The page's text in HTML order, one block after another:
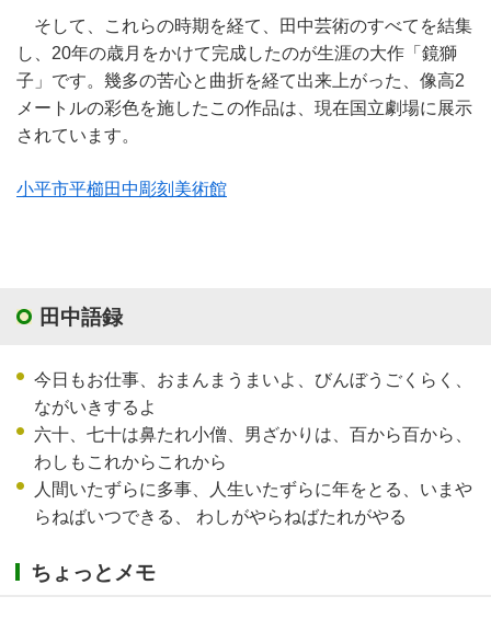
そして、これらの時期を経て、田中芸術のすべてを結集
し、20年の歳月をかけて完成したのが生涯の大作「鏡獅
子」です。幾多の苦心と曲折を経て出来上がった、像高2
メートルの彩色を施したこの作品は、現在国立劇場に展示
されています。
小平市平櫛田中彫刻美術館
田中語録
今日もお仕事、おまんまうまいよ、びんぼうごくらく、
ながいきするよ
六十、七十は鼻たれ小僧、男ざかりは、百から百から、
わしもこれからこれから
人間いたずらに多事、人生いたずらに年をとる、いまや
らねばいつできる、 わしがやらねばたれがやる
ちょっとメモ